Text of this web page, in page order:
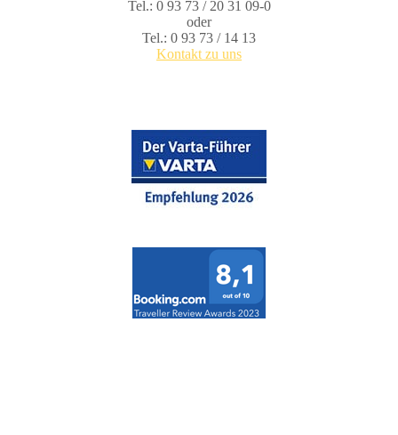
Tel.: 0 93 73 / 20 31 09-0
oder
Tel.: 0 93 73 / 14 13
Kontakt zu uns